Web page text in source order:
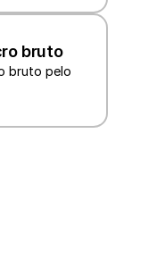
bruto
bruto pelo